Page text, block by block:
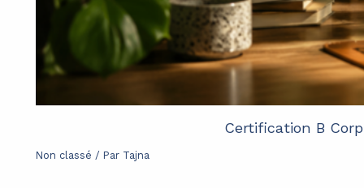
Certification B
Non classé / Par Tajna